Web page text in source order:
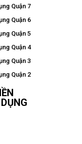
Quận 7
Quận 6
Quận 5
Quận 4
Quận 3
Quận 2